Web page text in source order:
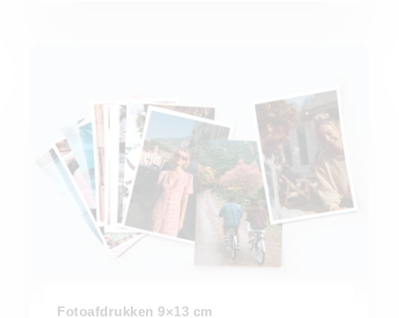
Fotoafdrukken 9×13 cm